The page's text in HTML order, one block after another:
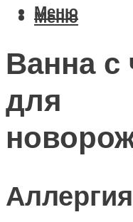
Меню
Меню
Ванна с
для